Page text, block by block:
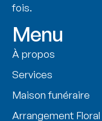
fois.
Menu
À propos
Services
Maison funéraire
Arrangement Floral